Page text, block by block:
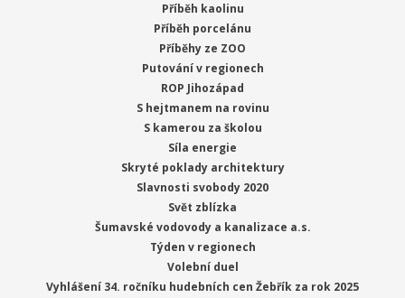
Příběh kaolinu
Příběh porcelánu
Příběhy ze ZOO
Putování v regionech
ROP Jihozápad
S hejtmanem na rovinu
S kamerou za školou
Síla energie
Skryté poklady architektury
Slavnosti svobody 2020
Svět zblízka
Šumavské vodovody a kanalizace a.s.
Týden v regionech
Volební duel
Vyhlášení 34. ročníku hudebních cen Žebřík za rok 2025